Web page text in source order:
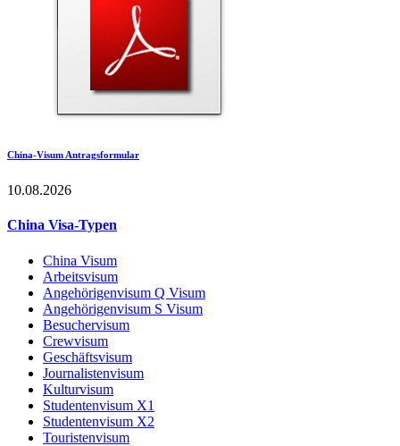
China-Visum Antragsformular
10.08.2026
China Visa-Typen
China Visum
Arbeitsvisum
Angehörigenvisum Q Visum
Angehörigenvisum S Visum
Besuchervisum
Crewvisum
Geschäftsvisum
Journalistenvisum
Kulturvisum
Studentenvisum X1
Studentenvisum X2
Touristenvisum